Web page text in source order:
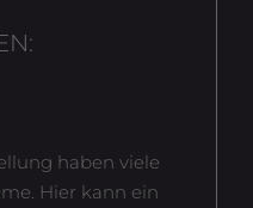
haben viele
Hier kann ein